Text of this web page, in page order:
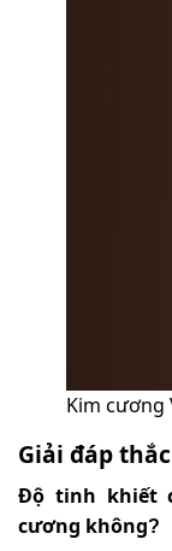
Kim cương
Giải đáp
Độ tinh khiết
cương không?